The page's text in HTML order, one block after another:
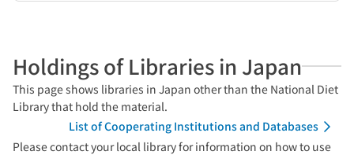
Holdings of Libraries in Japan
This page shows libraries in Japan other than the National Diet
Library that hold the material.
List of Cooperating Institutions and Databases
Please contact your local library for information on how to use